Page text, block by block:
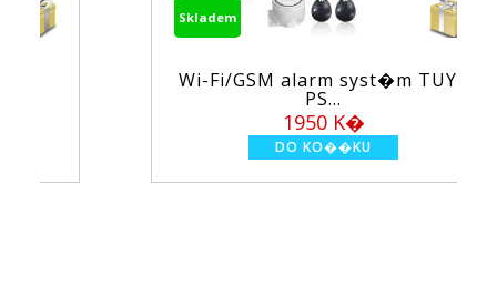
Wi-Fi/GSM alarm syst�m TUYA
1950 K�